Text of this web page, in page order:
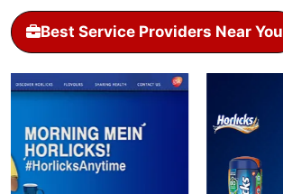
Best Service Providers Near You